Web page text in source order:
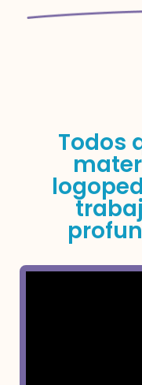
Todos